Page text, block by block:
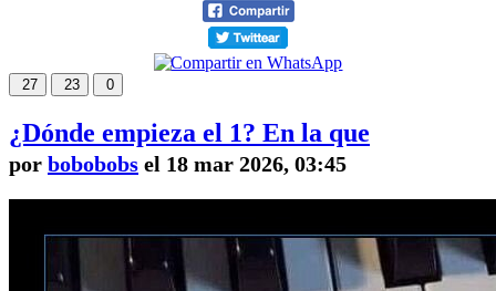
27 23 0
¿Dónde empieza el 1? En la que
por bobobobs el 18 mar 2026, 03:45